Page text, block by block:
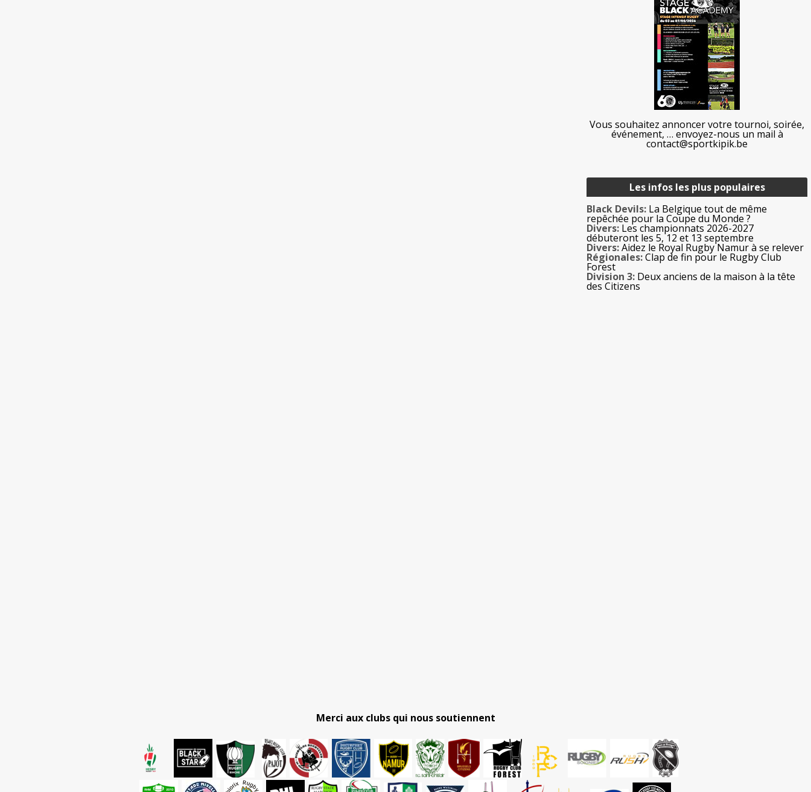
Vous souhaitez annoncer votre tournoi, soirée,
événement, … envoyez-nous un mail à
contact@sportkipik.be
Les infos les plus populaires
Black Devils: La Belgique tout de même
repêchée pour la Coupe du Monde ?
Divers: Les championnats 2026-2027
débuteront les 5, 12 et 13 septembre
Divers:Aidez le Royal Rugby Namur à se relever
Régionales:Clap de fin pour le Rugby Club
Forest
Division 3: Deux anciens de la maison à la tête
des Citizens
Merci aux clubs qui nous soutiennent